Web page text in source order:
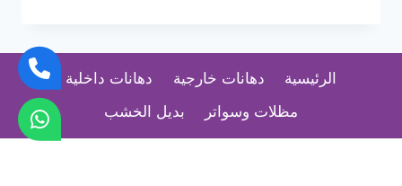
معلم
الحويه
الرئيسية دهانات خارجية
دهانات داخلية
مظلات وسواتر
بديل الخشب